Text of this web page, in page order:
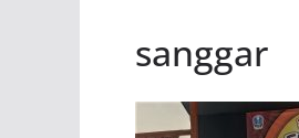
sanggar